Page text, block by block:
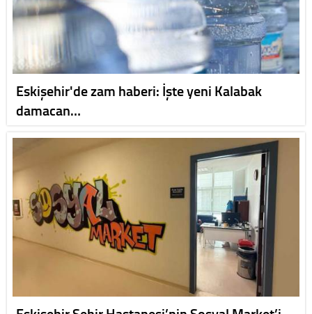
Eskişehir'de zam haberi: İşte yeni Kalabak
damacan…